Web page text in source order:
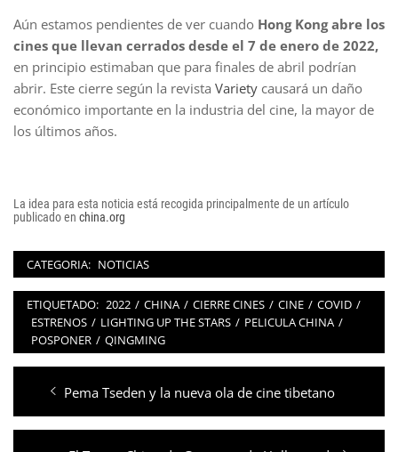
Aún estamos pendientes de ver cuando Hong Kong abre los
cines que llevan cerrados desde el 7 de enero de 2022,
en principio estimaban que para finales de abril podrían
abrir. Este cierre según la revista Variety causará un daño
económico importante en la industria del cine, la mayor de
los últimos años.
La idea para esta noticia está recogida principalmente de un artículo
publicado en china.org
CATEGORIA: NOTICIAS
ETIQUETADO: 2022 / CHINA / CIERRE CINES / CINE / COVID /
ESTRENOS / LIGHTING UP THE STARS / PELICULA CHINA /
POSPONER / QINGMING
Navegación
de
entradas
Entrada
anterior:
Pema Tseden y la nueva ola de cine tibetano